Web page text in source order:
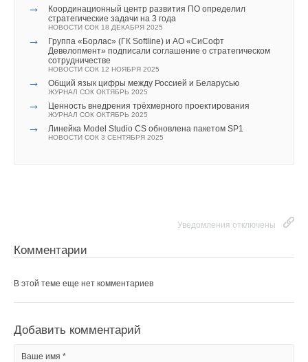
→
Координационный центр развития ПО определил
стратегические задачи на 3 года
НОВОСТИ СОК 18 ДЕКАБРЯ 2025
→
Группа «Борлас» (ГК Softline) и АО «СиСофт
Девелопмент» подписали соглашение о стратегическом
сотрудничестве
НОВОСТИ СОК 12 НОЯБРЯ 2025
→ Общий язык цифры между Россией и Беларусью
ЖУРНАЛ СОК ОКТЯБРЬ 2025
→ Ценность внедрения трёхмерного проектирования
ЖУРНАЛ СОК ОКТЯБРЬ 2025
→ Линейка Model Studio CS обновлена пакетом SP1
НОВОСТИ СОК 3 СЕНТЯБРЯ 2025
Уведомления отключены
Комментарии
В этой теме еще нет комментариев
Добавить комментарий
Ваше имя *